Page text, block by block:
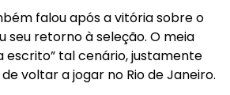
falou após a vitória sobre o
seu retorno à seleção. O meia
escrito” tal cenário, justamente
voltar a jogar no Rio de Janeiro.